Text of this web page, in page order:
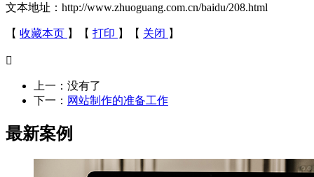
文本地址：http://www.zhuoguang.com.cn/baidu/208.html
【 收藏本页 】【 打印 】【 关闭 】

上一：没有了
下一： 网站制作的准备工作
最新案例